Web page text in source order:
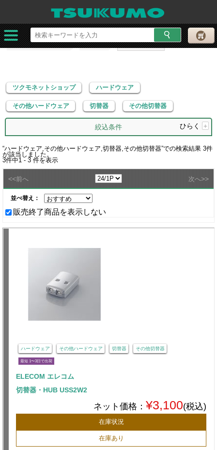
ツクモネットショップ
ハードウェア
その他ハードウェア
切替器 その他切替器
ツクモネットショップ ハードウェア
その他ハードウェア 切替器 その他切替器
絞込条件 ひらく +
“ハードウェア,その他ハードウェア,切替器,その他切替器”での検索結果 3件
が該当しました。
3件中1 - 3 件を表示
<<前へ 次へ>>
並べ替え：
販売終了商品を表示しない
ハードウェア その他ハードウェア 切替器 その他切替器
最短 1〜3日で出荷
ELECOM エレコム
切替器・HUB USS2W2
ネット価格： ¥3,100(税込)
在庫状況
在庫あり